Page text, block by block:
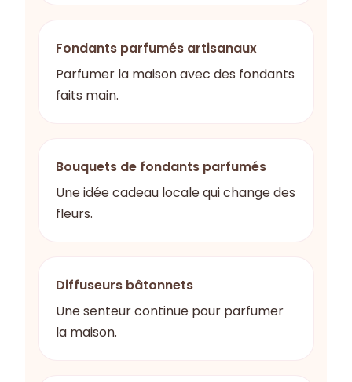
Fondants parfumés artisanaux
Parfumer la maison avec des fondants
faits main.
Bouquets de fondants parfumés
Une idée cadeau locale qui change des
fleurs.
Diffuseurs bâtonnets
Une senteur continue pour parfumer
la maison.